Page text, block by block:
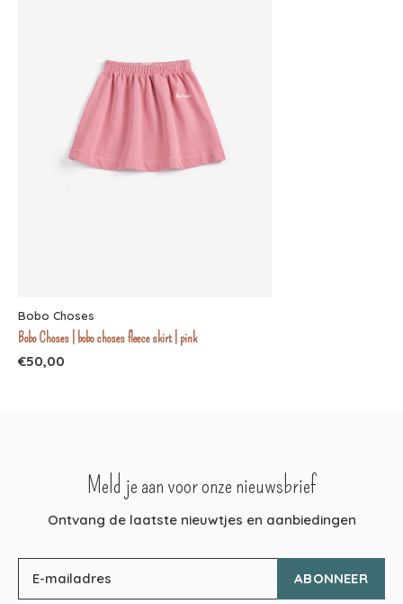
Bobo Choses
Bobo Choses | bobo choses fleece skirt | pink
€50,00
Meld je aan voor onze nieuwsbrief
Ontvang de laatste nieuwtjes en aanbiedingen
ABONNEER